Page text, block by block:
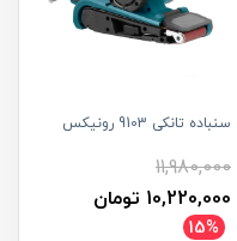
سنباده تانکی 9103 رونیکس
11,980,000
10,220,000 تومان
15%